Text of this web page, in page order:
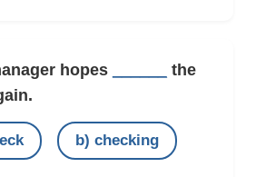
hopes
the
b) checking